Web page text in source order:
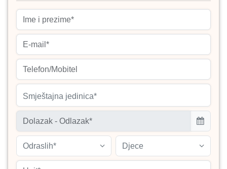
Smještajna jedinica*
Odraslih* Djece